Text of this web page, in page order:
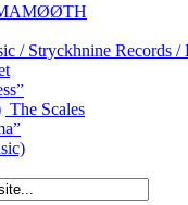
/ Stryckhnine Records /
The Scales